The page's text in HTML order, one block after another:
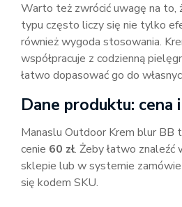
Warto też zwrócić uwagę na to,
typu często liczy się nie tylko
również wygoda stosowania.
współpracuje z codzienną
łatwo dopasować go do
Dane produktu: cena
Manaslu Outdoor Krem blur
cenie 60 zł. Żeby łatwo znaleźć
sklepie lub w systemie
się kodem SKU.